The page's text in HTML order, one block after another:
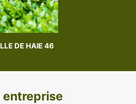
DE HAIE 46
entreprise